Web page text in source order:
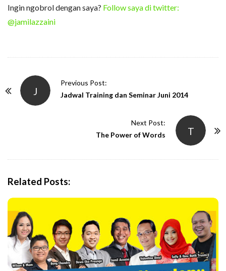
Ingin ngobrol dengan saya? Follow saya di twitter:
@jamilazzaini
J
Previous Post:
Jadwal Training dan Seminar Juni 2014
T
Next Post:
The Power of Words
Related Posts: